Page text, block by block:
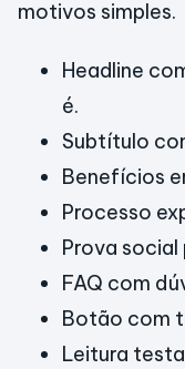
motivos simples.
Headline
é.
Subtítulo
Benefícios
Processo
Prova
FAQ com
Botão com
Leitura